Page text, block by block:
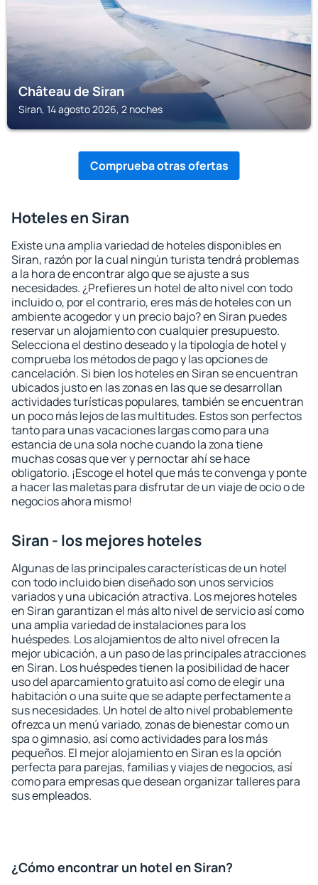
Château de Siran
Siran, 14 agosto 2026, 2 noches
Comprueba otras ofertas
Hoteles en Siran
Existe una amplia variedad de hoteles disponibles en
Siran, razón por la cual ningún turista tendrá problemas
a la hora de encontrar algo que se ajuste a sus
necesidades. ¿Prefieres un hotel de alto nivel con todo
incluido o, por el contrario, eres más de hoteles con un
ambiente acogedor y un precio bajo? en Siran puedes
reservar un alojamiento con cualquier presupuesto.
Selecciona el destino deseado y la tipología de hotel y
comprueba los métodos de pago y las opciones de
cancelación. Si bien los hoteles en Siran se encuentran
ubicados justo en las zonas en las que se desarrollan
actividades turísticas populares, también se encuentran
un poco más lejos de las multitudes. Estos son perfectos
tanto para unas vacaciones largas como para una
estancia de una sola noche cuando la zona tiene
muchas cosas que ver y pernoctar ahí se hace
obligatorio. ¡Escoge el hotel que más te convenga y ponte
a hacer las maletas para disfrutar de un viaje de ocio o de
negocios ahora mismo!
Siran - los mejores hoteles
Algunas de las principales características de un hotel
con todo incluido bien diseñado son unos servicios
variados y una ubicación atractiva. Los mejores hoteles
en Siran garantizan el más alto nivel de servicio así como
una amplia variedad de instalaciones para los
huéspedes. Los alojamientos de alto nivel ofrecen la
mejor ubicación, a un paso de las principales atracciones
en Siran. Los huéspedes tienen la posibilidad de hacer
uso del aparcamiento gratuito así como de elegir una
habitación o una suite que se adapte perfectamente a
sus necesidades. Un hotel de alto nivel probablemente
ofrezca un menú variado, zonas de bienestar como un
spa o gimnasio, así como actividades para los más
pequeños. El mejor alojamiento en Siran es la opción
perfecta para parejas, familias y viajes de negocios, así
como para empresas que desean organizar talleres para
sus empleados.
¿Cómo encontrar un hotel en Siran?